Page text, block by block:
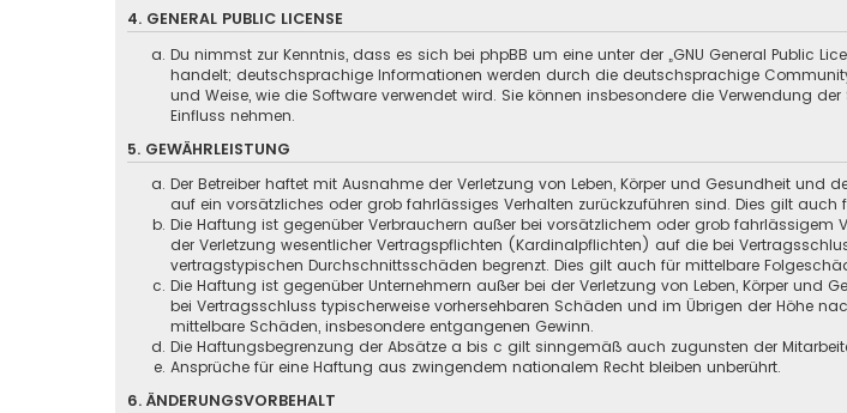
4. GENERAL PUBLIC LICENSE
Du nimmst zur Kenntnis, dass es sich bei phpBB um eine unter der „GNU General Public
handelt; deutschsprachige Informationen werden durch die deutschsprachige
und Weise, wie die Software verwendet wird. Sie können insbesondere die Verwendung
Einfluss nehmen.
5. GEWÄHRLEISTUNG
Der Betreiber haftet mit Ausnahme der Verletzung von Leben, Körper und Gesundheit
auf ein vorsätzliches oder grob fahrlässiges Verhalten zurückzuführen sind. Dies gilt
Die Haftung ist gegenüber Verbrauchern außer bei vorsätzlichem oder grob fahrlässigem
der Verletzung wesentlicher Vertragspflichten (Kardinalpflichten) auf die bei
vertragstypischen Durchschnittsschäden begrenzt. Dies gilt auch für mittelbare
Die Haftung ist gegenüber Unternehmern außer bei der Verletzung von Leben, Körper
bei Vertragsschluss typischerweise vorhersehbaren Schäden und im Übrigen der Höhe
mittelbare Schäden, insbesondere entgangenen Gewinn.
Die Haftungsbegrenzung der Absätze a bis c gilt sinngemäß auch zugunsten der
Ansprüche für eine Haftung aus zwingendem nationalem Recht bleiben unberührt.
6. ÄNDERUNGSVORBEHALT